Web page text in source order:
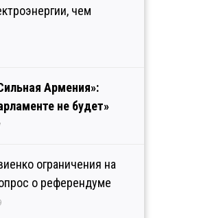
чем
Армения»:
не будет»
ограничения на
о референдуме